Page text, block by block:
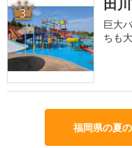
3
巨大
ちも
福岡県の夏